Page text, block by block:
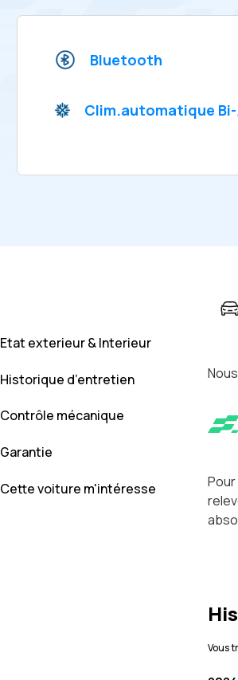
Bluetooth
Clim.automatique
Etat exterieur & Interieur
Historique d’entretien
Contrôle mécanique
Garantie
Cette voiture m'intéresse
Vous